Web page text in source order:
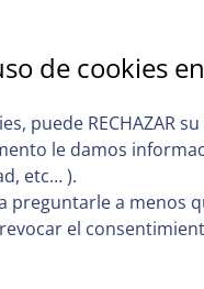
de cookies
puede RECHAZAR
le damos
etc… ).
preguntarle a menos
el